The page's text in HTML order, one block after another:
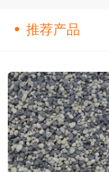
推荐产品